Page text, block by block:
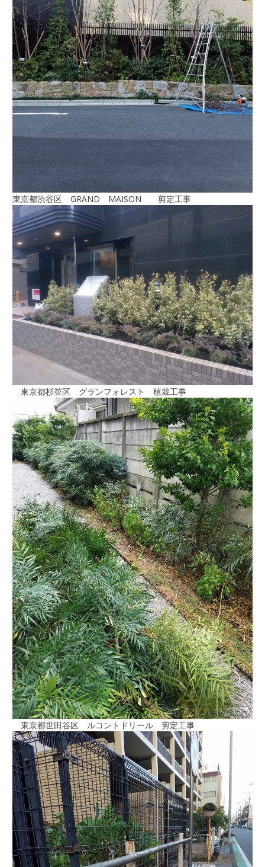
東京都渋谷区 GRAND MAISON 剪定工事
東京都杉並区 グランフォレスト 植栽工事
東京都世田谷区 ルコントドリール 剪定工事